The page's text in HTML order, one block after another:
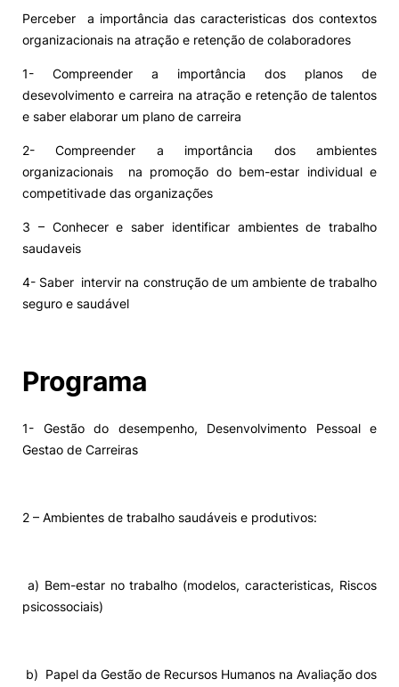
Perceber a importância das caracteristicas dos contextos
organizacionais na atração e retenção de colaboradores
1- Compreender a importância dos planos de
desevolvimento e carreira na atração e retenção de talentos
e saber elaborar um plano de carreira
2- Compreender a importância dos ambientes
organizacionais na promoção do bem-estar individual e
competitivade das organizações
3 – Conhecer e saber identificar ambientes de trabalho
saudaveis
4- Saber intervir na construção de um ambiente de trabalho
seguro e saudável
Programa
1- Gestão do desempenho, Desenvolvimento Pessoal e
Gestao de Carreiras
2 – Ambientes de trabalho saudáveis e produtivos:
a) Bem-estar no trabalho (modelos, caracteristicas, Riscos
psicossociais)
b) Papel da Gestão de Recursos Humanos na Avaliação dos